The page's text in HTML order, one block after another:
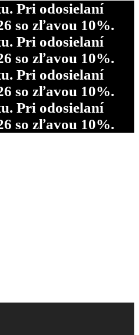
Pri odosielaní
so zľavou 10%.
Pri odosielaní
so zľavou 10%.
Pri odosielaní
so zľavou 10%.
Pri odosielaní
so zľavou 10%.